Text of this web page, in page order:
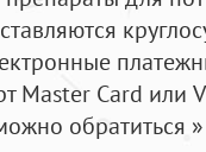
Master Card или
обратиться